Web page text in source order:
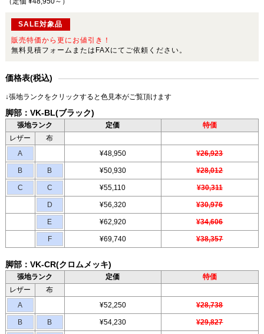
SALE対象品
販売特価から更にお値引き！
無料見積フォームまたはFAXにてご依頼ください。
価格表(税込)
↓張地ランクをクリックすると色見本がご覧頂けます
脚部：VK-BL(ブラック)
張地ランク 定価
特価
レザー
布
A
¥48,950 ¥26,923
B B ¥50,930 ¥28,012
C C ¥55,110 ¥30,311
D ¥56,320 ¥30,976
E ¥62,920 ¥34,606
F ¥69,740 ¥38,357
脚部：VK-CR(クロムメッキ)
張地ランク 定価
特価
レザー
布
A
¥52,250 ¥28,738
B B ¥54,230 ¥29,827